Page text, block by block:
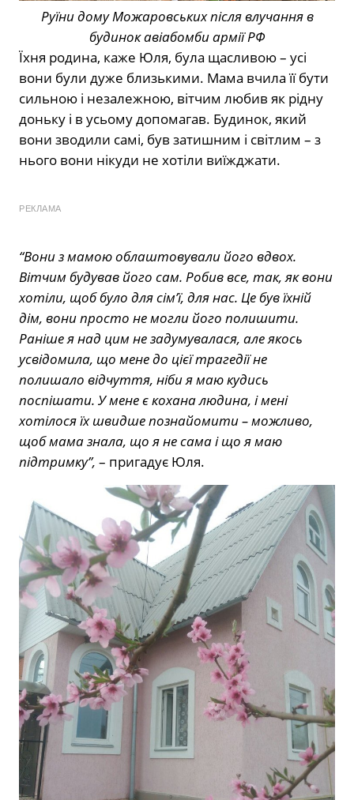
Руїни дому Можаровських після влучання в
будинок авіабомби армії РФ
Їхня родина, каже Юля, була щасливою – усі
вони були дуже близькими. Мама вчила її бути
сильною і незалежною, вітчим любив як рідну
доньку і в усьому допомагав. Будинок, який
вони зводили самі, був затишним і світлим – з
нього вони нікуди не хотіли виїжджати.
РЕКЛАМА
“Вони з мамою облаштовували його вдвох.
Вітчим будував його сам. Робив все, так, як вони
хотіли, щоб було для сім’ї, для нас. Це був їхній
дім, вони просто не могли його полишити.
Раніше я над цим не задумувалася, але якось
усвідомила, що мене до цієї трагедії не
полишало відчуття, ніби я маю кудись
поспішати. У мене є кохана людина, і мені
хотілося їх швидше познайомити – можливо,
щоб мама знала, що я не сама і що я маю
підтримку”, – пригадує Юля.